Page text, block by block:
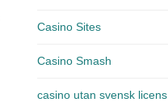
Casino Sites
Casino Smash
casino utan svensk licens